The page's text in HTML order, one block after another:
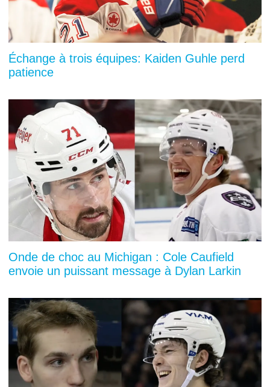
Échange à trois équipes: Kaiden Guhle perd
patience
Onde de choc au Michigan : Cole Caufield
envoie un puissant message à Dylan Larkin